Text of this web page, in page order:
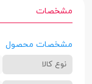
مشخصات
مشخصات محصول
نوع کالا